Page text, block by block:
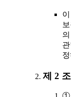
제 2